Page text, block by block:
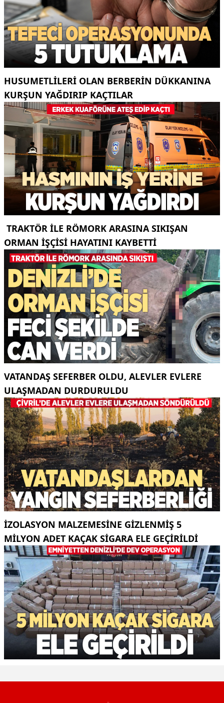
HUSUMETLILERI OLAN BERBERIN DÜKKANINA
KURŞUN YAĞDIRIP KAÇTILAR
TRAKTÖR ILE RÖMORK ARASINA SIKIŞAN
ORMAN IŞÇISI HAYATINI KAYBETTI
VATANDAŞ SEFERBER OLDU, ALEVLER EVLERE
ULAŞMADAN DURDURULDU
İZOLASYON MALZEMESINE GIZLENMIŞ 5
MILYON ADET KAÇAK SIGARA ELE GEÇIRILDI